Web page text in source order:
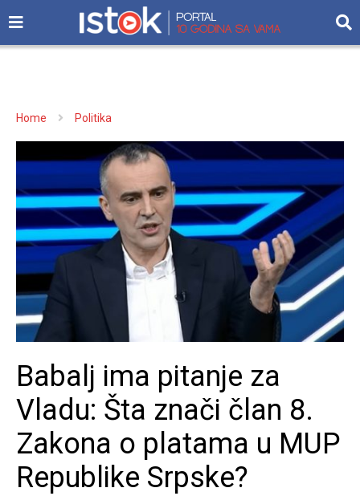
Home Politika
Babalj ima pitanje za
Vladu: Šta znači član 8.
Zakona o platama u MUP
Republike Srpske?